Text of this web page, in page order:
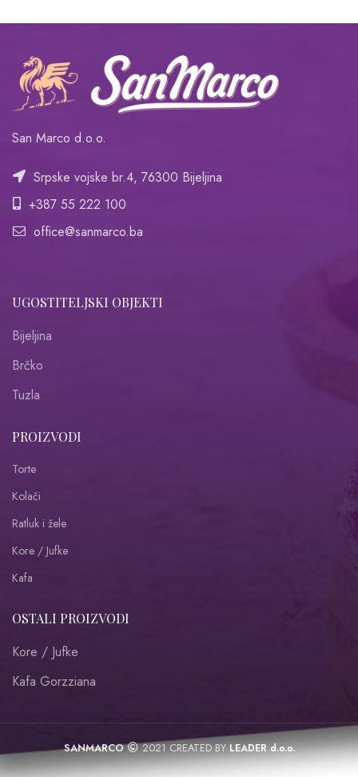
San Marco d.o.o.
Srpske vojske br.4, 76300 Bijeljina
+387 55 222 100
office@sanmarco.ba
UGOSTITELJSKI OBJEKTI
Bijeljina
Brčko
Tuzla
PROIZVODI
Torte
Kolači
Ratluk i žele
Kore / Jufke
Kafa
OSTALI PROIZVODI
Kore / Jufke
Kafa Gorzziana
SANMARCO 2021 CREATED BYLEADER d.o.o.